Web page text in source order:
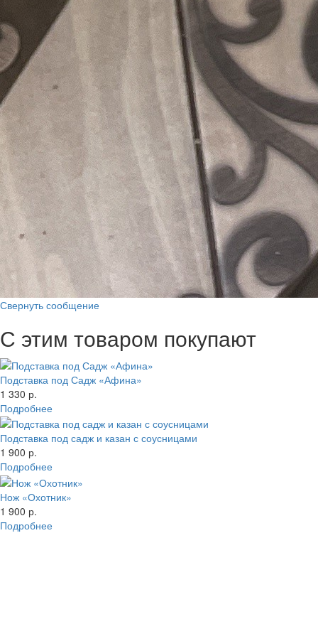
Свернуть сообщение
С этим товаром покупают
Подставка под Садж «Афина»
1 330 р.
Подробнее
Подставка под садж и казан с соусницами
1 900 р.
Подробнее
Нож «Охотник»
1 900 р.
Подробнее